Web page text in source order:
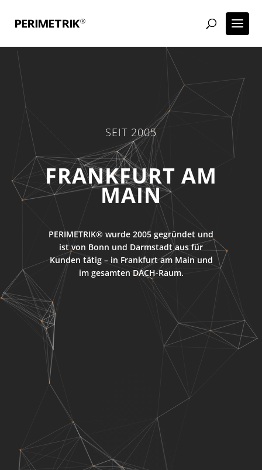
SEIT 2005
WORDPRESS AGENTUR
FRANKFURT AM
MAIN
PERIMETRIK® wurde 2005 gegründet und
ist von Bonn und Darmstadt aus für
Kunden tätig – in Frankfurt am Main und
im gesamten DACH-Raum.